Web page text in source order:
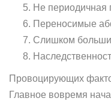
Не периодичная
Переносимые
Слишком
Провоцирующих
Главное вовремя